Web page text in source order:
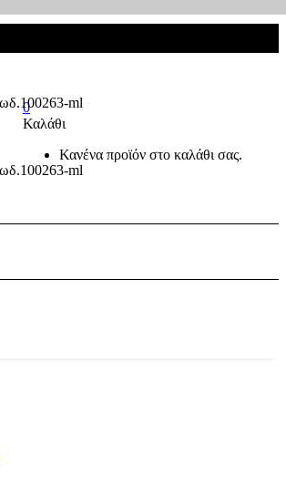
0
Καλάθι
Κανένα προϊόν στο καλάθι σας.